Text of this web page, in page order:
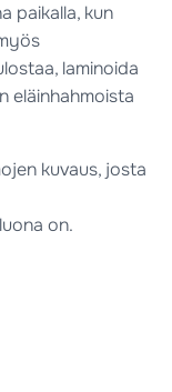
paikalla, kun
laminoida
eläinhahmoista
kuvaus, josta
on.